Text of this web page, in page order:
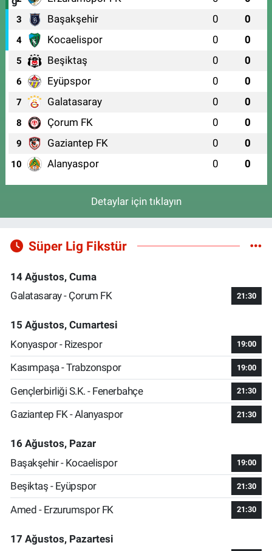
3 Başakşehir 0 0
4 Kocaelispor 0 0
5 Beşiktaş 0 0
6 Eyüpspor 0 0
7 Galatasaray 0 0
8 Çorum FK 0 0
9 Gaziantep FK 0 0
10 Alanyaspor 0 0
Detaylar için tıklayın
Süper Lig Fikstür
14 Ağustos, Cuma
Galatasaray - Çorum FK
21:30
15 Ağustos, Cumartesi
Konyaspor - Rizespor
19:00
Kasımpaşa - Trabzonspor 19:00
Gençlerbirliği S.K. - Fenerbahçe 21:30
Gaziantep FK - Alanyaspor 21:30
16 Ağustos, Pazar
Başakşehir - Kocaelispor
19:00
Beşiktaş - Eyüpspor 21:30
Amed - Erzurumspor FK 21:30
17 Ağustos, Pazartesi